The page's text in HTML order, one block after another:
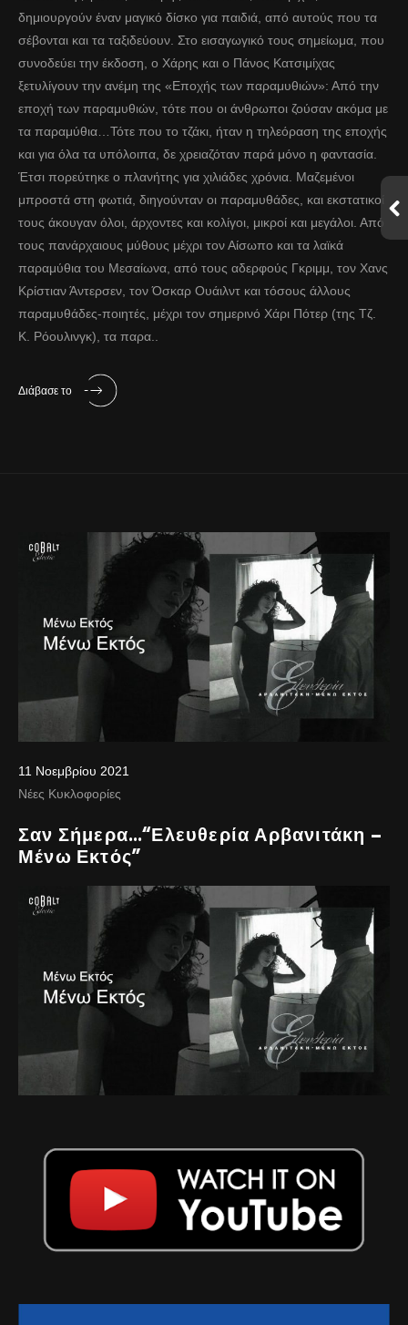
δημιουργούν έναν μαγικό δίσκο για παιδιά, από αυτούς που τα
σέβονται και τα ταξιδεύουν. Στο εισαγωγικό τους σημείωμα, που
συνοδεύει την έκδοση, ο Χάρης και ο Πάνος Κατσιμίχας
ξετυλίγουν την ανέμη της «Εποχής των παραμυθιών»: Από την
εποχή των παραμυθιών, τότε που οι άνθρωποι ζούσαν ακόμα με
τα παραμύθια…Τότε που το τζάκι, ήταν η τηλεόραση της εποχής
και για όλα τα υπόλοιπα, δε χρειαζόταν παρά μόνο η φαντασία.
Έτσι πορεύτηκε ο πλανήτης για χιλιάδες χρόνια. Μαζεμένοι
μπροστά στη φωτιά, διηγούνταν οι παραμυθάδες, και εκστατικοί
τους άκουγαν όλοι, άρχοντες και κολίγοι, μικροί και μεγάλοι. Από
τους πανάρχαιους μύθους μέχρι τον Αίσωπο και τα λαϊκά
παραμύθια του Μεσαίωνα, από τους αδερφούς Γκριμμ, τον Χανς
Κρίστιαν Άντερσεν, τον Όσκαρ Ουάιλντ και τόσους άλλους
παραμυθάδες-ποιητές, μέχρι τον σημερινό Χάρι Πότερ (της Τζ.
Κ. Ρόουλινγκ), τα παρα..
Διάβασε το
11 Νοεμβρίου 2021
Νέες Κυκλοφορίες
Σαν Σήμερα…“Ελευθερία Αρβανιτάκη –
Μένω Εκτός”